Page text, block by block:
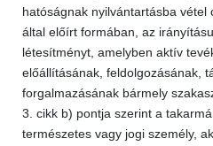
hatóságnak nyilvántartásba vétel
által előírt formában, az
létesítményt, amelyben aktív
előállításának, feldolgozásának,
forgalmazásának bármely
3. cikk b) pontja szerint a
természetes vagy jogi személy,